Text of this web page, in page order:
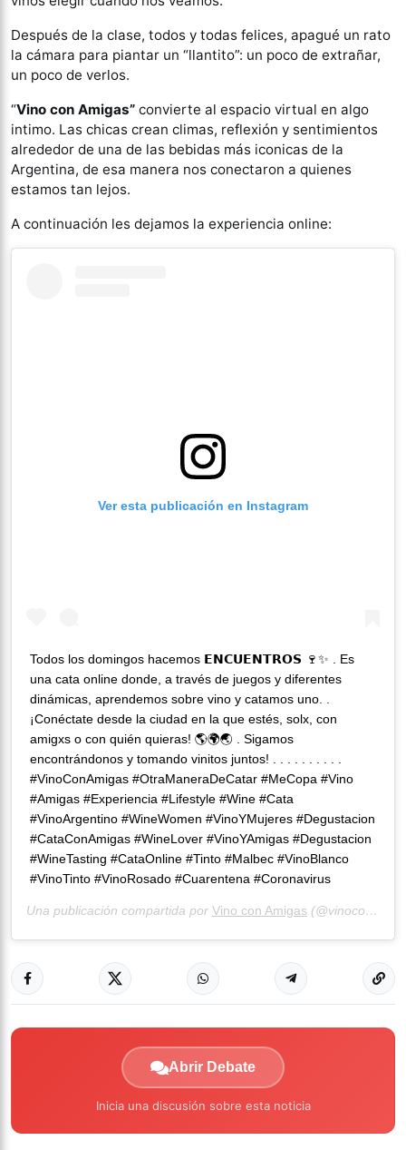
Después de la clase, todos y todas felices, apagué un rato
la cámara para piantar un “llantito”: un poco de extrañar,
un poco de verlos.
“Vino con Amigas” convierte al espacio virtual en algo
intimo. Las chicas crean climas, reflexión y sentimientos
alrededor de una de las bebidas más iconicas de la
Argentina, de esa manera nos conectaron a quienes
estamos tan lejos.
A continuación les dejamos la experiencia online:
Ver esta publicación en Instagram
Todos los domingos hacemos 𝗘𝗡𝗖𝗨𝗘𝗡𝗧𝗥𝗢𝗦 🍷✨ . Es
una cata online donde, a través de juegos y diferentes
dinámicas, aprendemos sobre vino y catamos uno. .
¡Conéctate desde la ciudad en la que estés, solx, con
amigxs o con quién quieras! 🌎🌍🌏 . Sigamos
encontrándonos y tomando vinitos juntos! . . . . . . . . . .
#VinoConAmigas #OtraManeraDeCatar #MeCopa #Vino
#Amigas #Experiencia #Lifestyle #Wine #Cata
#VinoArgentino #WineWomen #VinoYMujeres #Degustacion
#CataConAmigas #WineLover #VinoYAmigas #Degustacion
#WineTasting #CataOnline #Tinto #Malbec #VinoBlanco
#VinoTinto #VinoRosado #Cuarentena #Coronavirus
Una publicación compartida por Vino con Amigas (@vinoconamigas) el
Abrir Debate
Inicia una discusión sobre esta noticia